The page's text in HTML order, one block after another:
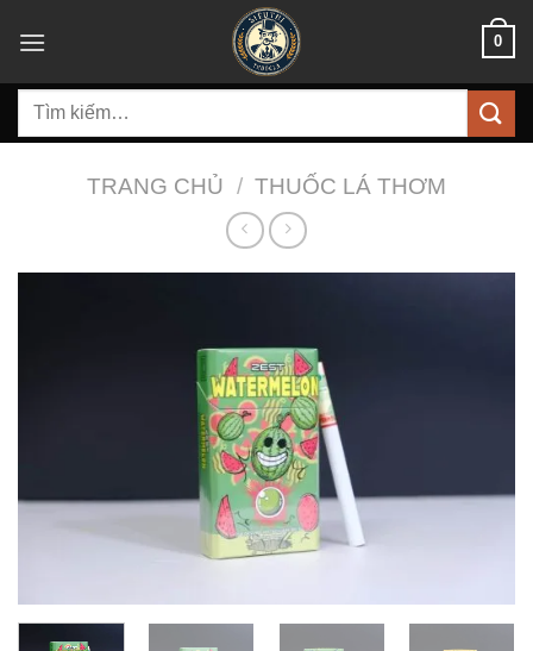
qua
dung
0
Tìm
TRANG CHỦ / THUỐC LÁ THƠM